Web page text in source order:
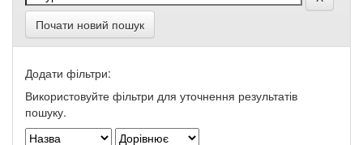
Почати новий пошук
Додати фільтри:
Використовуйте фільтри для уточнення результатів
пошуку.